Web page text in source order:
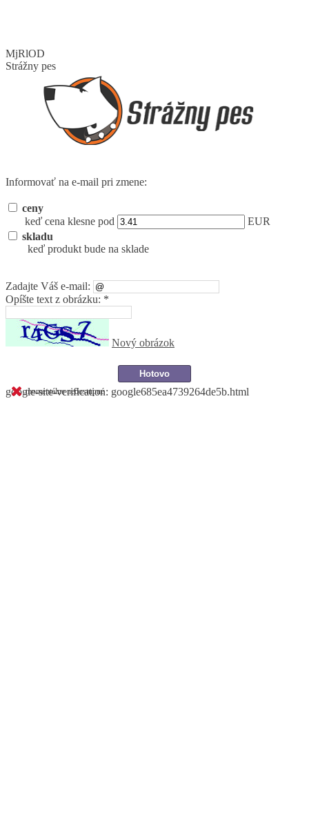
momentálne nedostupné
MjRlOD
Strážny pes
Informovať na e-mail pri zmene:
ceny
keď cena klesne pod
EUR
skladu
keď produkt bude na sklade
Zadajte Váš e-mail:
Opíšte text z obrázku: *
Nový obrázok
google-site-verification: google685ea4739264de5b.html